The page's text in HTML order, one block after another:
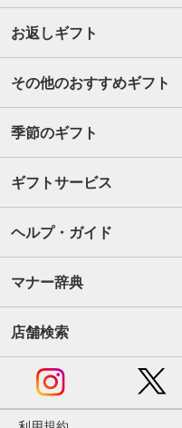
お返しギフト
その他のおすすめギフト
季節のギフト
ギフトサービス
ヘルプ・ガイド
マナー辞典
店舗検索